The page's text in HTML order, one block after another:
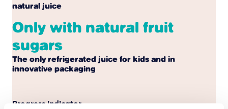
natural juice
Only with natural fruit
sugars
The only refrigerated juice for kids and in
innovative packaging
Progress indicator